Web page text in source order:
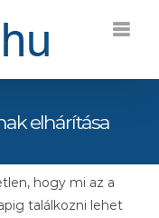
elhárítása
hogy mi az a
találkozni lehet